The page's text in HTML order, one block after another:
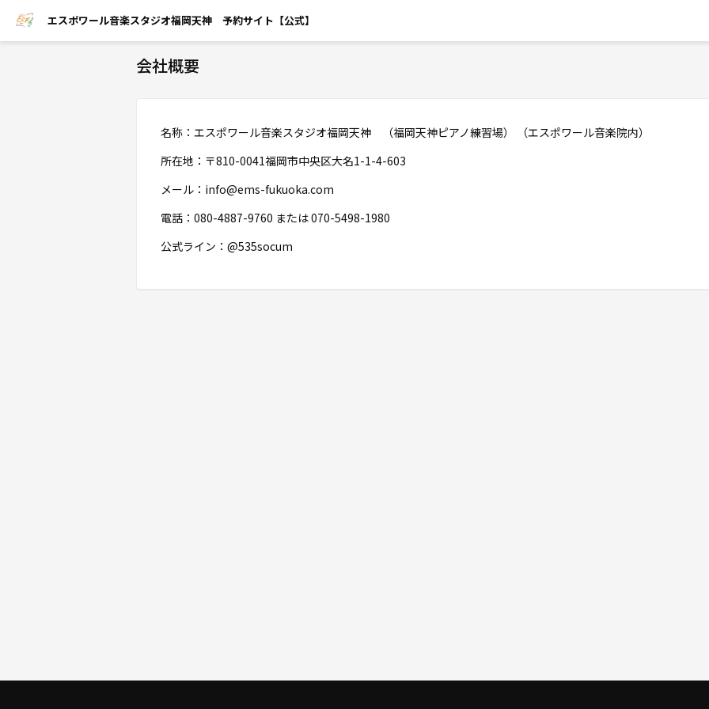
エスポワール音楽スタジオ福岡天神 予約サイト【公式】
会社概要
名称：エスポワール音楽スタジオ福岡天神 （福岡天神ピアノ練習場） （エスポワール音楽院内）
所在地：〒810-0041福岡市中央区大名1-1-4-603
メール：info@ems-fukuoka.com
電話：080-4887-9760 または 070-5498-1980
公式ライン：@535socum